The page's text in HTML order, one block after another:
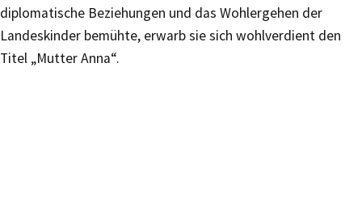
diplomatische Beziehungen und das Wohlergehen der
Landeskinder bemühte, erwarb sie sich wohlverdient den
Titel „Mutter Anna“.